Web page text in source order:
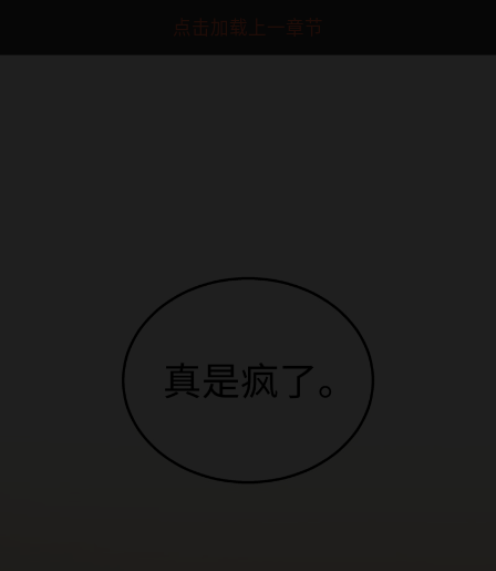
点击加载上一章节